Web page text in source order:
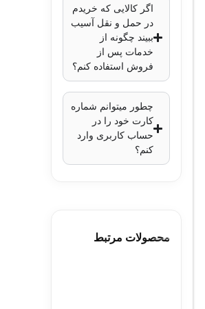
اگر کالایی که خریدم
در حمل و نقل آسیب
ببیند چگونه از
خدمات پس از
فروش استفاده کنم؟
چطور میتوانم شماره
کارت خود را در
حساب کاربری وارد
کنم؟
محصولات مرتبط